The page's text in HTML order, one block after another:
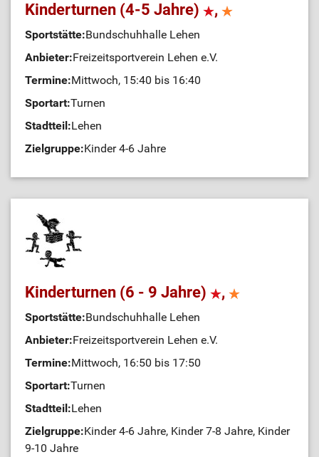
Kinderturnen (4-5 Jahre) ,
Sportstätte:Bundschuhhalle Lehen
Anbieter:Freizeitsportverein Lehen e.V.
Termine:Mittwoch, 15:40 bis 16:40
Sportart:Turnen
Stadtteil:Lehen
Zielgruppe:Kinder 4-6 Jahre
Kinderturnen (6 - 9 Jahre) ,
Sportstätte:Bundschuhhalle Lehen
Anbieter:Freizeitsportverein Lehen e.V.
Termine:Mittwoch, 16:50 bis 17:50
Sportart:Turnen
Stadtteil:Lehen
Zielgruppe:Kinder 4-6 Jahre, Kinder 7-8 Jahre, Kinder
9-10 Jahre